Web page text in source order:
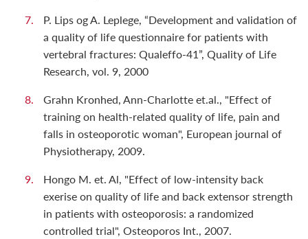
P. Lips og A. Leplege, “Development and validation of
a quality of life questionnaire for patients with
vertebral fractures: Qualeffo-41”, Quality of Life
Research, vol. 9, 2000
Grahn Kronhed, Ann-Charlotte et.al., "Effect of
training on health-related quality of life, pain and
falls in osteoporotic woman", European journal of
Physiotherapy, 2009.
Hongo M. et. Al, "Effect of low-intensity back
exerise on quality of life and back extensor strength
in patients with osteoporosis: a randomized
controlled trial", Osteoporos Int., 2007.